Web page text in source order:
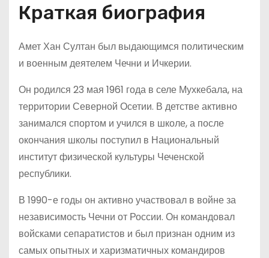
Краткая биография
Амет Хан Султан был выдающимся политическим
и военным деятелем Чечни и Ичкерии.
Он родился 23 мая 1961 года в селе Мухкебала, на
территории Северной Осетии. В детстве активно
занимался спортом и учился в школе, а после
окончания школы поступил в Национальный
институт физической культуры Чеченской
республики.
В 1990-е годы он активно участвовал в войне за
независимость Чечни от России. Он командовал
войсками сепаратистов и был признан одним из
самых опытных и харизматичных командиров